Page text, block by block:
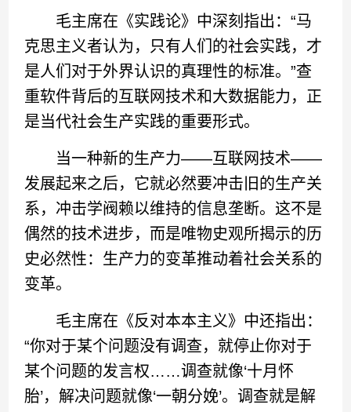
毛主席在《实践论》中深刻指出：“马
克思主义者认为，只有人们的社会实践，才
是人们对于外界认识的真理性的标准。”查
重软件背后的互联网技术和大数据能力，正
是当代社会生产实践的重要形式。
当一种新的生产力——互联网技术——
发展起来之后，它就必然要冲击旧的生产关
系，冲击学阀赖以维持的信息垄断。这不是
偶然的技术进步，而是唯物史观所揭示的历
史必然性：生产力的变革推动着社会关系的
变革。
毛主席在《反对本本主义》中还指出：
“你对于某个问题没有调查，就停止你对于
某个问题的发言权……调查就像‘十月怀
胎’，解决问题就像‘一朝分娩’。调查就是解